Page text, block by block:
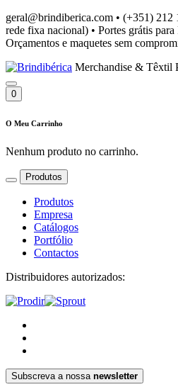
geral@brindiberica.com • (+351) 212
rede fixa nacional) • Portes grátis
Orçamentos e maquetes sem
Merchandise & Têxtil
0
O Meu Carrinho
Nenhum produto no carrinho.
Produtos
Produtos
Empresa
Catálogos
Portfólio
Contactos
Distribuidores autorizados:
Subscreva a nossa newsletter